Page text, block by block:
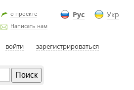
Рус Укр
о проекте
Написать нам
войти зарегистрироваться